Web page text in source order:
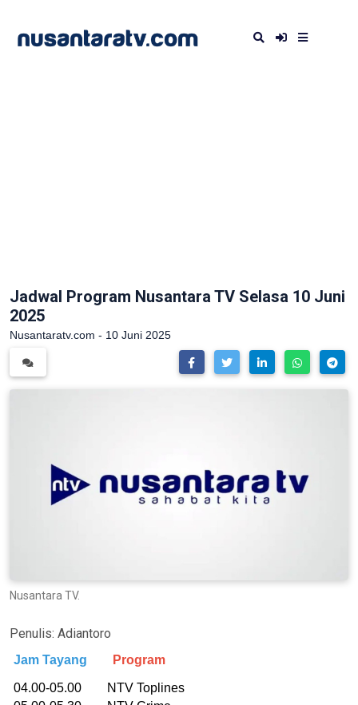
Jadwal Program Nusantara TV Selasa 10 Juni
2025
Nusantaratv.com - 10 Juni 2025
Nusantara TV.
Penulis: Adiantoro
Jam Tayang Program
04.00-05.00 NTV Toplines